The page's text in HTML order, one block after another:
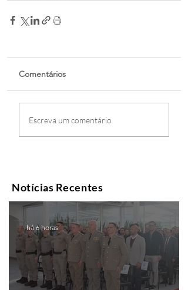
Comentários
Escreva um comentário
Notícias Recentes
há 6 horas